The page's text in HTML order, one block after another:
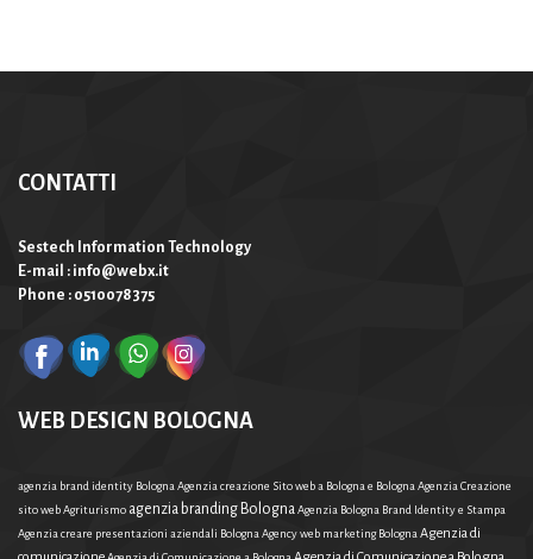
CONTATTI
Sestech Information Technology
E-mail : info@webx.it
Phone : 0510078375
WEB DESIGN BOLOGNA
agenzia brand identity BolognaAgenzia creazione Sito web a Bologna e BolognaAgenzia Creazione
sito web Agriturismo agenzia branding BolognaAgenzia Bologna Brand Identity e Stampa
Agenzia creare presentazioni aziendali BolognaAgency web marketing BolognaAgenzia di